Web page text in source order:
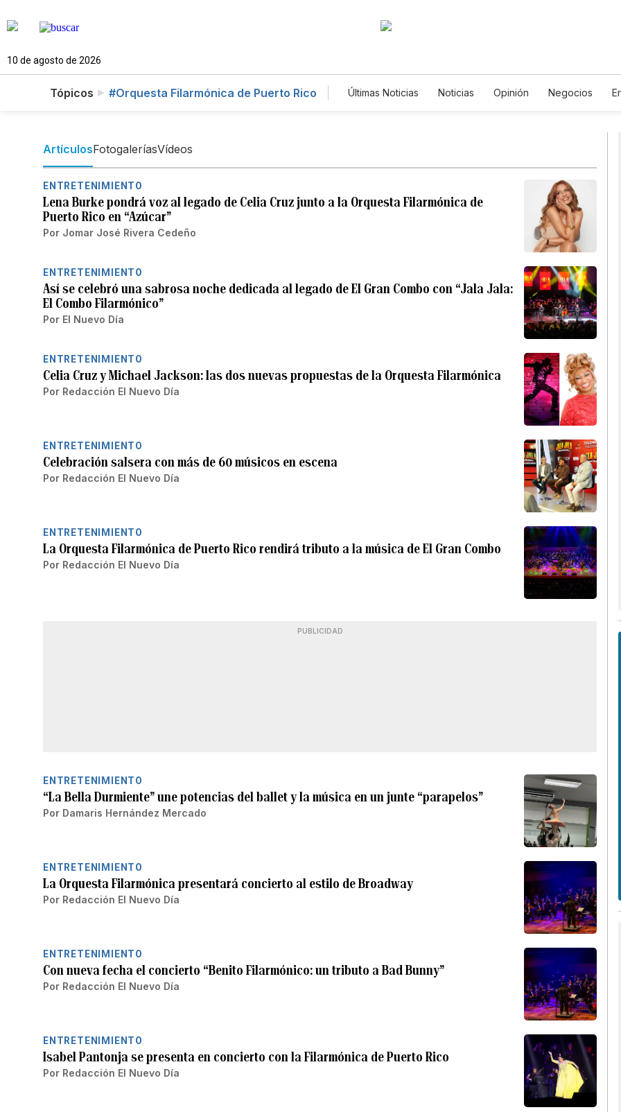
10 de agosto de 2026
Tópicos #Orquesta Filarmónica de Puerto Rico Últimas Noticias Noticias Opinión Negocios
Newsletters
ArtículosFotogaleríasVídeos
ENTRETENIMIENTO
Lena Burke pondrá voz al legado de Celia Cruz junto a la Orquesta Filarmónica de
Puerto Rico en “Azúcar”
Por Jomar José Rivera Cedeño
ENTRETENIMIENTO
Así se celebró una sabrosa noche dedicada al legado de El Gran Combo con “Jala Jala:
El Combo Filarmónico”
Por El Nuevo Día
ENTRETENIMIENTO
Celia Cruz y Michael Jackson: las dos nuevas propuestas de la Orquesta Filarmónica
Por Redacción El Nuevo Día
ENTRETENIMIENTO
Celebración salsera con más de 60 músicos en escena
Por Redacción El Nuevo Día
ENTRETENIMIENTO
La Orquesta Filarmónica de Puerto Rico rendirá tributo a la música de El Gran Combo
Por Redacción El Nuevo Día
PUBLICIDAD
ENTRETENIMIENTO
“La Bella Durmiente” une potencias del ballet y la música en un junte “parapelos”
Por Damaris Hernández Mercado
ENTRETENIMIENTO
La Orquesta Filarmónica presentará concierto al estilo de Broadway
Por Redacción El Nuevo Día
ENTRETENIMIENTO
Con nueva fecha el concierto “Benito Filarmónico: un tributo a Bad Bunny”
Por Redacción El Nuevo Día
ENTRETENIMIENTO
Isabel Pantonja se presenta en concierto con la Filarmónica de Puerto Rico
Por Redacción El Nuevo Día